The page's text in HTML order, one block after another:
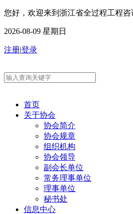
您好，欢迎来到浙江省全过程工程
2026-08-09 星期日
注册|登录
首页
关于协会
协会简介
协会规章
组织机构
协会领导
副会长单位
常务理事单位
理事单位
秘书处
信息中心